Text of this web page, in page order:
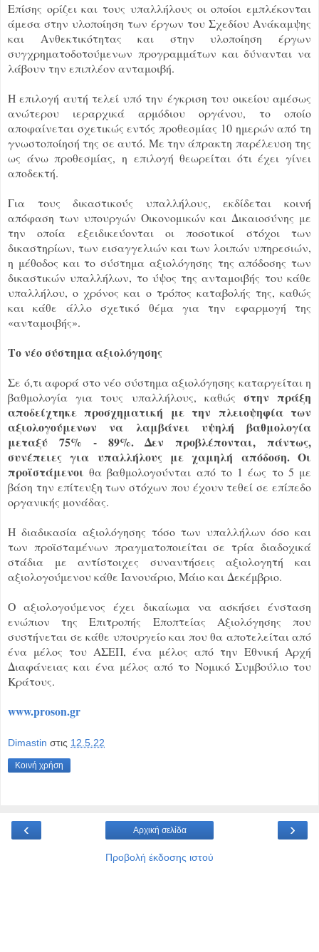
Επίσης ορίζει και τους υπαλλήλους οι οποίοι εμπλέκονται
άμεσα στην υλοποίηση των έργων του Σχεδίου Ανάκαμψης
και Ανθεκτικότητας και στην υλοποίηση έργων
συγχρηματοδοτούμενων προγραμμάτων και δύνανται να
λάβουν την επιπλέον ανταμοιβή.
Η επιλογή αυτή τελεί υπό την έγκριση του οικείου αμέσως
ανώτερου ιεραρχικά αρμόδιου οργάνου, το οποίο
αποφαίνεται σχετικώς εντός προθεσμίας 10 ημερών από τη
γνωστοποίησή της σε αυτό. Με την άπρακτη παρέλευση της
ως άνω προθεσμίας, η επιλογή θεωρείται ότι έχει γίνει
αποδεκτή.
Για τους δικαστικούς υπαλλήλους, εκδίδεται κοινή
απόφαση των υπουργών Οικονομικών και Δικαιοσύνης με
την οποία εξειδικεύονται οι ποσοτικοί στόχοι των
δικαστηρίων, των εισαγγελιών και των λοιπών υπηρεσιών,
η μέθοδος και το σύστημα αξιολόγησης της απόδοσης των
δικαστικών υπαλλήλων, το ύψος της ανταμοιβής του κάθε
υπαλλήλου, ο χρόνος και ο τρόπος καταβολής της, καθώς
και κάθε άλλο σχετικό θέμα για την εφαρμογή της
«ανταμοιβής».
Το νέο σύστημα αξιολόγησης
Σε ό,τι αφορά στο νέο σύστημα αξιολόγησης καταργείται η
βαθμολογία για τους υπαλλήλους, καθώς στην πράξη
αποδείχτηκε προσχηματική με την πλειοψηφία των
αξιολογούμενων να λαμβάνει υψηλή βαθμολογία
μεταξύ 75% - 89%. Δεν προβλέπονται, πάντως,
συνέπειες για υπαλλήλους με χαμηλή απόδοση. Οι
προϊστάμενοι θα βαθμολογούνται από το 1 έως το 5 με
βάση την επίτευξη των στόχων που έχουν τεθεί σε επίπεδο
οργανικής μονάδας.
Η διαδικασία αξιολόγησης τόσο των υπαλλήλων όσο και
των προϊσταμένων πραγματοποιείται σε τρία διαδοχικά
στάδια με αντίστοιχες συναντήσεις αξιολογητή και
αξιολογούμενου κάθε Ιανουάριο, Μάιο και Δεκέμβριο.
Ο αξιολογούμενος έχει δικαίωμα να ασκήσει ένσταση
ενώπιον της Επιτροπής Εποπτείας Αξιολόγησης που
συστήνεται σε κάθε υπουργείο και που θα αποτελείται από
ένα μέλος του ΑΣΕΠ, ένα μέλος από την Εθνική Αρχή
Διαφάνειας και ένα μέλος από το Νομικό Συμβούλιο του
Κράτους.
www.proson.gr
Dimastin στις 12.5.22
Κοινή χρήση
‹ ›
Αρχική σελίδα
Προβολή έκδοσης ιστού